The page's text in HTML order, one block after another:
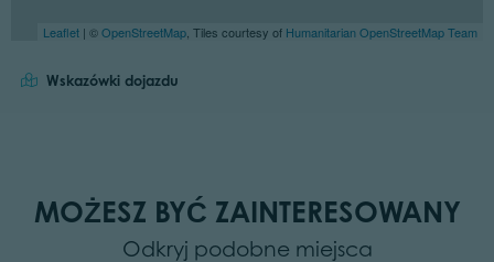
Leaflet | ©OpenStreetMap , Tiles courtesy of Humanitarian OpenStreetMap Team
Wskazówki dojazdu
MOŻESZ BYĆ ZAINTERESOWANY
Odkryj podobne miejsca